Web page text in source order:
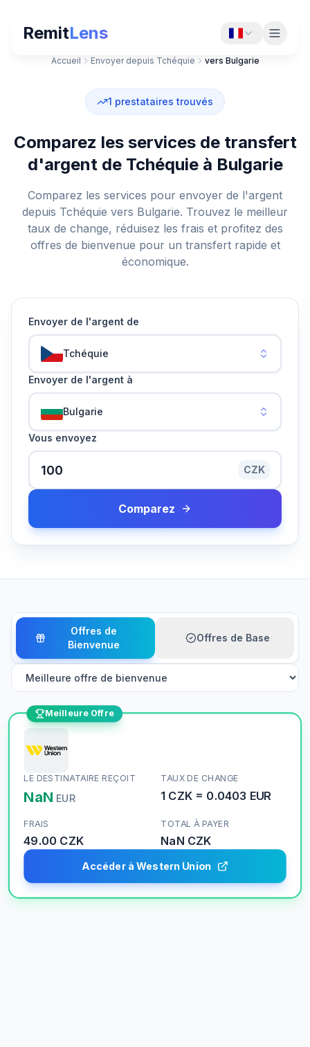
RemitLens
Accueil Envoyer depuis Tchéquie vers Bulgarie
1 prestataires trouvés
Comparez les services de transfert
d'argent de Tchéquie à Bulgarie
Comparez les services pour envoyer de l'argent
depuis Tchéquie vers Bulgarie. Trouvez le meilleur
taux de change, réduisez les frais et profitez des
offres de bienvenue pour un transfert rapide et
économique.
Envoyer de l'argent de
Tchéquie
Envoyer de l'argent à
Bulgarie
Vous envoyez
CZK
Comparez
Offres de
Bienvenue
Offres de Base
Meilleure Offre
LE DESTINATAIRE REÇOIT
NaN EUR
TAUX DE CHANGE
1 CZK = 0.0403 EUR
FRAIS
49.00 CZK
TOTAL À PAYER
NaN CZK
Accéder à Western Union